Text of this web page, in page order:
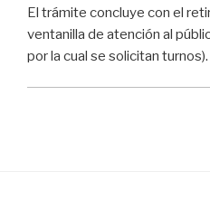
El trámite concluye con el
ventanilla de atención al
por la cual se solicitan turnos).